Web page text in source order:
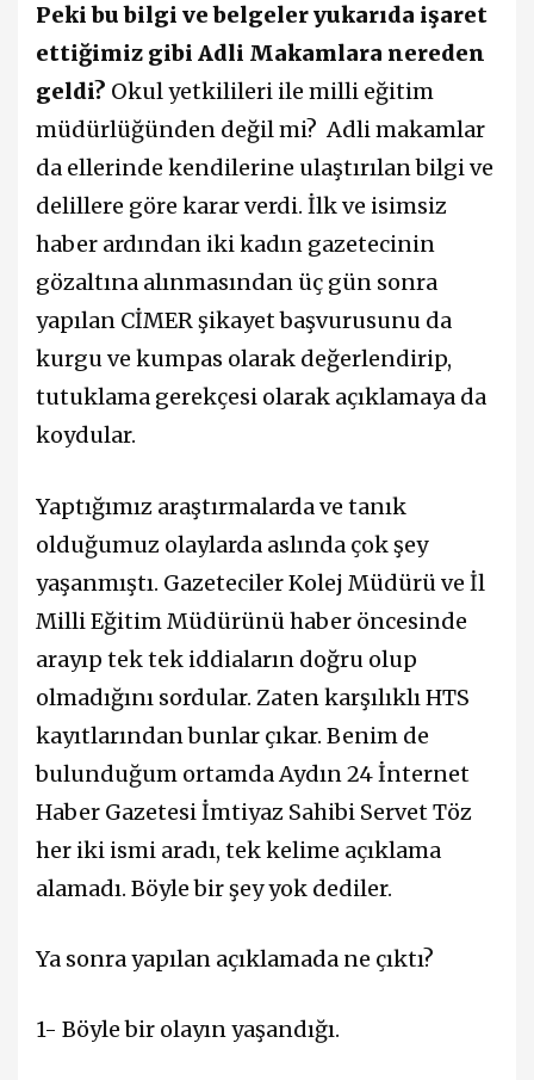
Peki bu bilgi ve belgeler yukarıda işaret
ettiğimiz gibi Adli Makamlara nereden
geldi? Okul yetkilileri ile milli eğitim
müdürlüğünden değil mi? Adli makamlar
da ellerinde kendilerine ulaştırılan bilgi ve
delillere göre karar verdi. İlk ve isimsiz
haber ardından iki kadın gazetecinin
gözaltına alınmasından üç gün sonra
yapılan CİMER şikayet başvurusunu da
kurgu ve kumpas olarak değerlendirip,
tutuklama gerekçesi olarak açıklamaya da
koydular.
Yaptığımız araştırmalarda ve tanık
olduğumuz olaylarda aslında çok şey
yaşanmıştı. Gazeteciler Kolej Müdürü ve İl
Milli Eğitim Müdürünü haber öncesinde
arayıp tek tek iddiaların doğru olup
olmadığını sordular. Zaten karşılıklı HTS
kayıtlarından bunlar çıkar. Benim de
bulunduğum ortamda Aydın 24 İnternet
Haber Gazetesi İmtiyaz Sahibi Servet Töz
her iki ismi aradı, tek kelime açıklama
alamadı. Böyle bir şey yok dediler.
Ya sonra yapılan açıklamada ne çıktı?
1- Böyle bir olayın yaşandığı.